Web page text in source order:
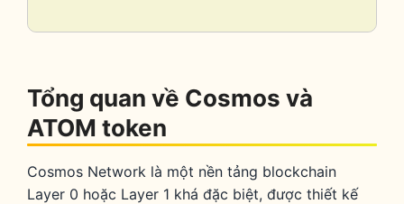
Tổng quan về Cosmos và
ATOM token
Cosmos Network là một nền tảng blockchain
Layer 0 hoặc Layer 1 khá đặc biệt, được thiết kế